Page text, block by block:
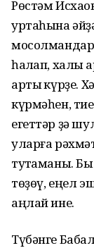
Рөстəм
уртаһына
һаҡлап,
артыҡ күрҙе.
күрмəһен,
егеттəр ҙə
уларға
туҡтаманы.
төҙөү, еңел
аңлай ине.
Түбәнге